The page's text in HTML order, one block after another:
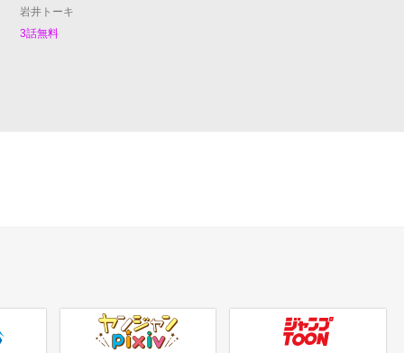
岩井トーキ
3話無料
ヤンジャンpixiv ジャンプTOON